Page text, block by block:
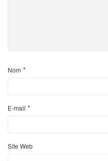
Nom *
E-mail *
Site Web